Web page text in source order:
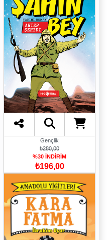
Gençlik
₺280,00
%30 İNDİRİM
₺196,00